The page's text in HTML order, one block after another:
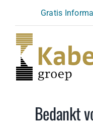
content
Gratis
Bedankt